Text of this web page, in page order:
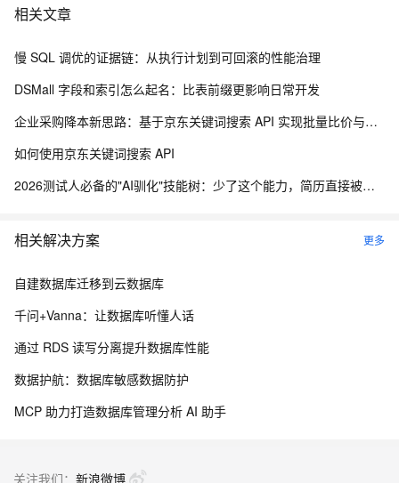
相关文章
慢 SQL 调优的证据链：从执行计划到可回滚的性能治理
DSMall 字段和索引怎么起名：比表前缀更影响日常开发
企业采购降本新思路：基于京东关键词搜索 API 实现批量比价与物资寻源
如何使用京东关键词搜索 API
2026测试人必备的"AI驯化"技能树：少了这个能力，简历直接被筛掉
相关解决方案 更多
自建数据库迁移到云数据库
千问+Vanna：让数据库听懂人话
通过 RDS 读写分离提升数据库性能
数据护航：数据库敏感数据防护
MCP 助力打造数据库管理分析 AI 助手
关注我们： 新浪微博